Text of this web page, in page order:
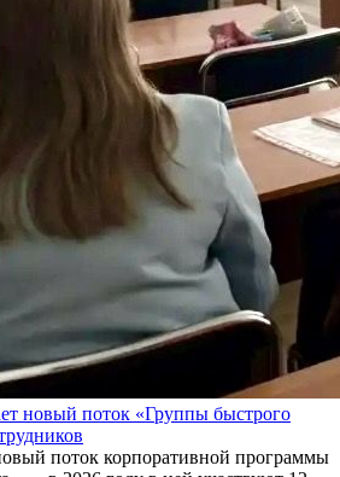
новый поток «Группы быстрого
поток корпоративной программы